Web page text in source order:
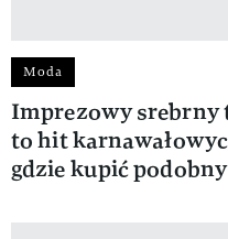
Moda
Imprezowy srebrny
to hit
gdzie kupić podobny